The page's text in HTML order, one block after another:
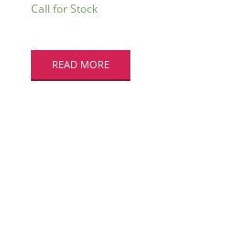
Call for Stock
READ MORE